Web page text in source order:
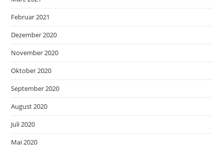
Februar 2021
Dezember 2020
November 2020
Oktober 2020
September 2020
August 2020
Juli 2020
Mai 2020